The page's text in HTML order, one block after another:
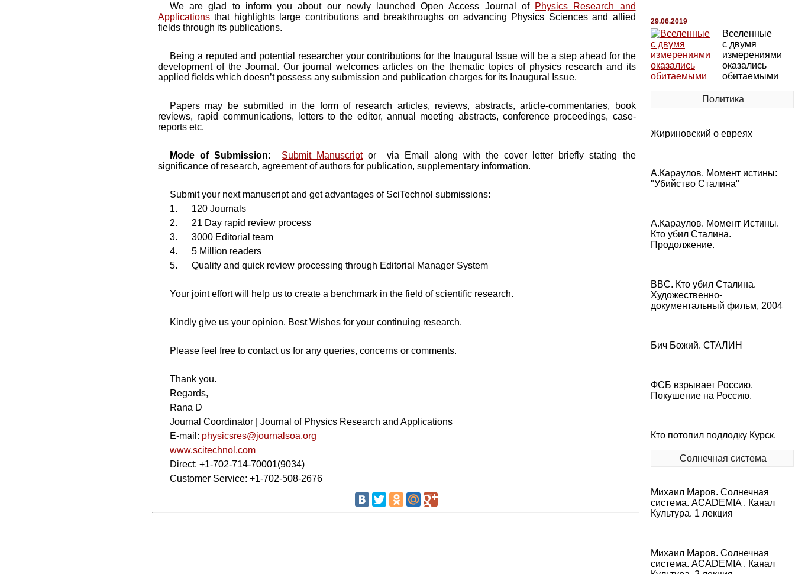
We are glad to inform you about our newly launched Open Access Journal of Physics Research and
Applications that highlights large contributions and breakthroughs on advancing Physics Sciences and allied
fields through its publications.
Being a reputed and potential researcher your contributions for the Inaugural Issue will be a step ahead for the
development of the Journal. Our journal welcomes articles on the thematic topics of physics research and its
applied fields which doesn’t possess any submission and publication charges for its Inaugural Issue.
Papers may be submitted in the form of research articles, reviews, abstracts, article-commentaries, book
reviews, rapid communications, letters to the editor, annual meeting abstracts, conference proceedings, case-
reports etc.
Mode of Submission: Submit Manuscriptor via Email along with the cover letter briefly stating the
significance of research, agreement of authors for publication, supplementary information.
Submit your next manuscript and get advantages of SciTechnol submissions:
1. 120 Journals
2. 21 Day rapid review process
3. 3000 Editorial team
4. 5 Million readers
5. Quality and quick review processing through Editorial Manager System
Your joint effort will help us to create a benchmark in the field of scientific research.
Kindly give us your opinion. Best Wishes for your continuing research.
Please feel free to contact us for any queries, concerns or comments.
Thank you.
Regards,
Rana D
Journal Coordinator | Journal of Physics Research and Applications
E-mail: physicsres@journalsoa.org
www.scitechnol.com
Direct: +1-702-714-70001(9034)
Customer Service: +1-702-508-2676
29.06.2019
Вселенные
с двумя
измерениями
оказались
обитаемыми
Политика
Жириновский о евреях
А.Караулов. Момент истины:
"Убийство Сталина"
А.Караулов. Момент Истины.
Кто убил Сталина.
Продолжение.
BBC. Кто убил Сталина.
Художественно-
документальный фильм, 2004
Бич Божий. СТАЛИН
ФСБ взрывает Россию.
Покушение на Россию.
Кто потопил подлодку Курск.
Солнечная система
Михаил Маров. Солнечная
система. ACADEMIA . Канал
Культура. 1 лекция
Михаил Маров. Солнечная
система. ACADEMIA . Канал